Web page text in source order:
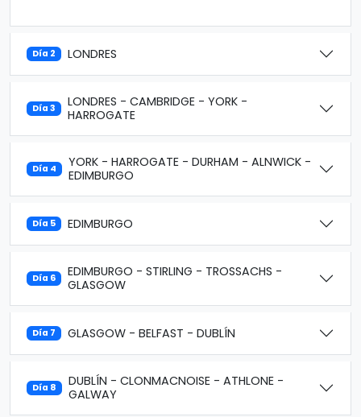
Día 2 LONDRES
Día 3
LONDRES - CAMBRIDGE - YORK -
HARROGATE
Día 4
YORK - HARROGATE - DURHAM - ALNWICK -
EDIMBURGO
Día 5 EDIMBURGO
Día 6
EDIMBURGO - STIRLING - TROSSACHS -
GLASGOW
Día 7 GLASGOW - BELFAST - DUBLÍN
Día 8
DUBLÍN - CLONMACNOISE - ATHLONE -
GALWAY